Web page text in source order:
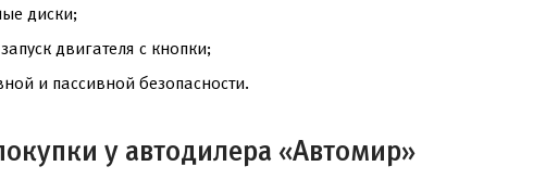
диски;
двигателя с кнопки;
и пассивной безопасности.
у автодилера «Автомир»